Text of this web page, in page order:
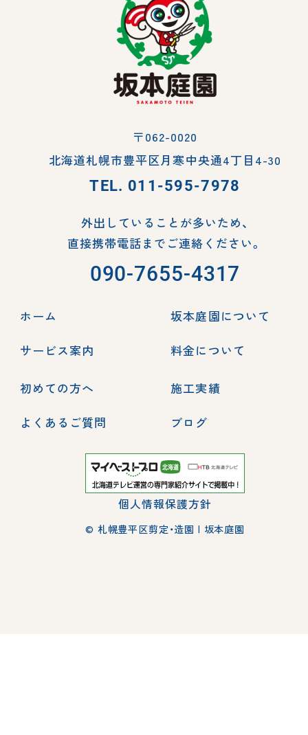
〒062-0020
北海道札幌市豊平区月寒中央通4丁目4-30
TEL. 011-595-7978
外出していることが多いため、
直接携帯電話までご連絡ください。
090-7655-4317
ホーム
坂本庭園について
サービス案内
料金について
初めての方へ
施工実績
よくあるご質問
ブログ
個人情報保護方針
© 札幌豊平区剪定・造園 | 坂本庭園